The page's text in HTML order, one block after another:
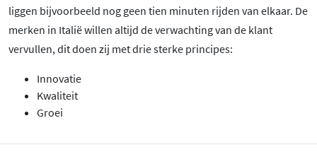
liggen bijvoorbeeld nog geen tien minuten rijden van elkaar. De
merken in Italië willen altijd de verwachting van de klant
vervullen, dit doen zij met drie sterke principes:
Innovatie
Kwaliteit
Groei